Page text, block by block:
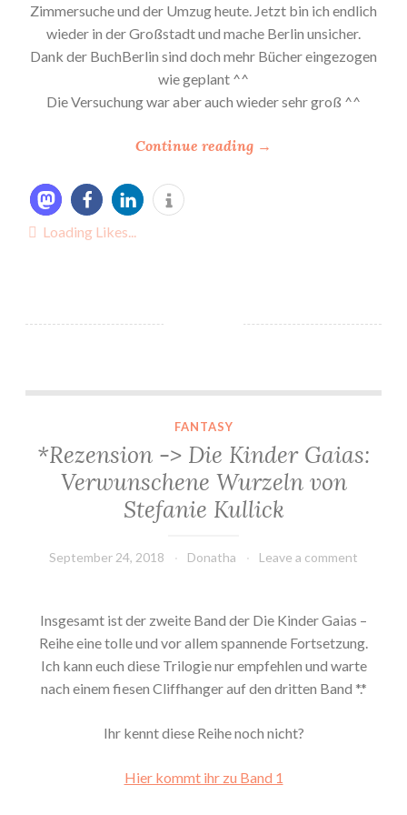
Zimmersuche und der Umzug heute. Jetzt bin ich endlich
wieder in der Großstadt und mache Berlin unsicher.
Dank der BuchBerlin sind doch mehr Bücher eingezogen
wie geplant ^^
Die Versuchung war aber auch wieder sehr groß ^^
Continue reading “
e
u
n
g
e
m
v
e
m
b
r
”
→
Loading Likes...
*Rezension -> Die Kinder Gaias: Verwunschene Wurzeln von Stefanie Kullick
FANTASY
*Rezension -> Die Kinder Gaias:
Verwunschene Wurzeln von
Stefanie Kullick
September 24, 2018 Donatha Leave a comment
Insgesamt ist der zweite Band der Die Kinder Gaias –
Reihe eine tolle und vor allem spannende Fortsetzung.
Ich kann euch diese Trilogie nur empfehlen und warte
nach einem fiesen Cliffhanger auf den dritten Band *.*
Ihr kennt diese Reihe noch nicht?
Hier kommt ihr zu Band 1